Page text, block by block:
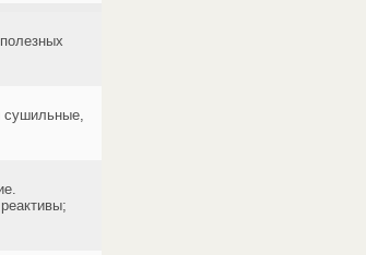
сушильные,